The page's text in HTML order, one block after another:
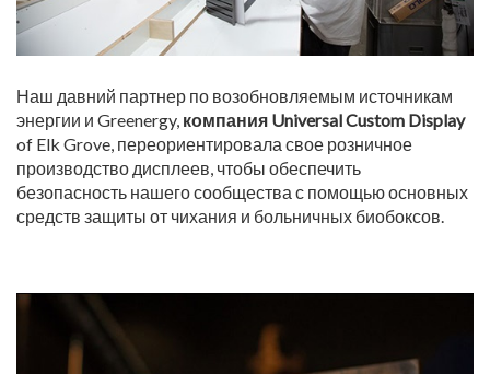
Наш давний партнер по возобновляемым источникам
энергии и Greenergy, компания Universal Custom Display
of Elk Grove, переориентировала свое розничное
производство дисплеев, чтобы обеспечить
безопасность нашего сообщества с помощью основных
средств защиты от чихания и больничных биобоксов.